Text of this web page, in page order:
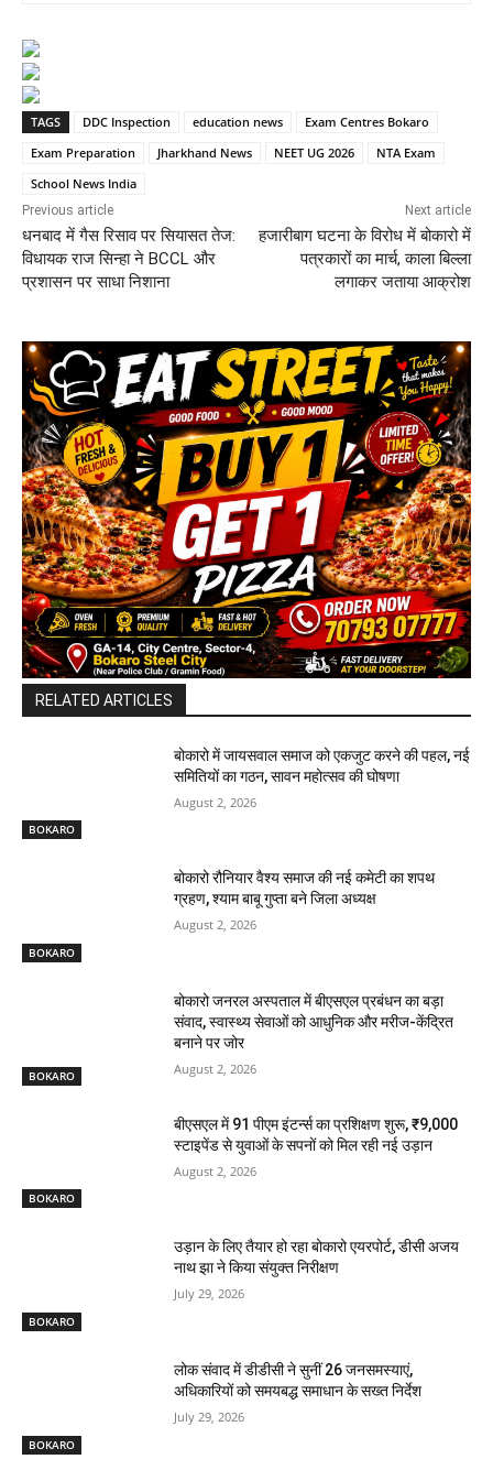
TAGS DDC Inspection education news
Exam Centres Bokaro
Exam Preparation
Jharkhand News NEET UG 2026
NTA Exam
School News India
Previous article
धनबाद में गैस रिसाव पर सियासत तेज:
विधायक राज सिन्हा ने BCCL और
प्रशासन पर साधा निशाना
Next article
हजारीबाग घटना के विरोध में बोकारो में
पत्रकारों का मार्च, काला बिल्ला
लगाकर जताया आक्रोश
RELATED ARTICLES
BOKARO
बोकारो में जायसवाल समाज को एकजुट करने की पहल, नई
समितियों का गठन, सावन महोत्सव की घोषणा
August 2, 2026
BOKARO
बोकारो रौनियार वैश्य समाज की नई कमेटी का शपथ
ग्रहण, श्याम बाबू गुप्ता बने जिला अध्यक्ष
August 2, 2026
BOKARO
बोकारो जनरल अस्पताल में बीएसएल प्रबंधन का बड़ा
संवाद, स्वास्थ्य सेवाओं को आधुनिक और मरीज-केंद्रित
बनाने पर जोर
August 2, 2026
BOKARO
बीएसएल में 91 पीएम इंटर्न्स का प्रशिक्षण शुरू, ₹9,000
स्टाइपेंड से युवाओं के सपनों को मिल रही नई उड़ान
August 2, 2026
BOKARO
उड़ान के लिए तैयार हो रहा बोकारो एयरपोर्ट, डीसी अजय
नाथ झा ने किया संयुक्त निरीक्षण
July 29, 2026
BOKARO
लोक संवाद में डीडीसी ने सुनीं 26 जनसमस्याएं,
अधिकारियों को समयबद्ध समाधान के सख्त निर्देश
July 29, 2026